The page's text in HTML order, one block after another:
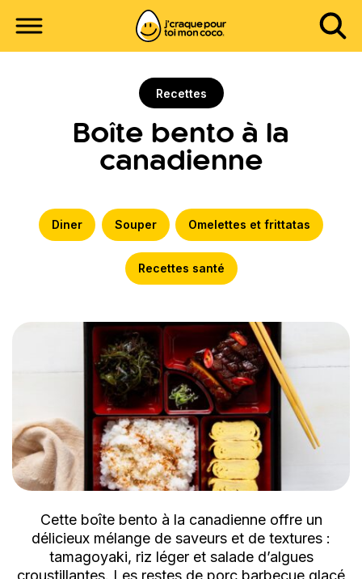
Recettes
Boîte bento à la
canadienne
Diner Souper Omelettes et frittatas
Recettes santé
Cette boîte bento à la canadienne offre un
délicieux mélange de saveurs et de textures :
tamagoyaki, riz léger et salade d’algues
croustillantes. Les restes de porc barbecue glacé